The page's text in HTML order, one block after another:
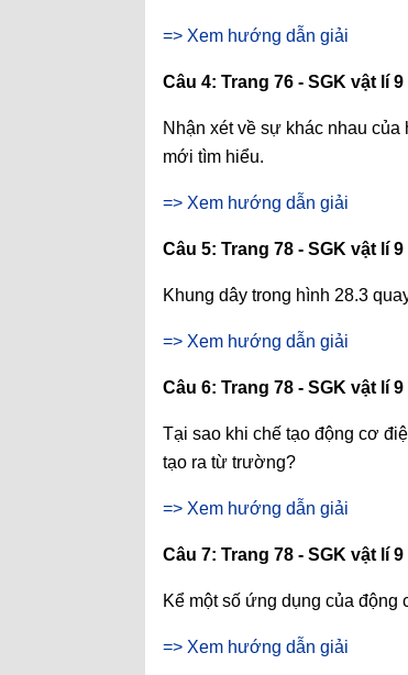
=> Xem hướng dẫn giải
Câu 4: Trang 76 - SGK vật lí 9
Nhận xét về sự khác nhau
mới tìm hiểu.
=> Xem hướng dẫn giải
Câu 5: Trang 78 - SGK vật lí 9
Khung dây trong hình 28.3
=> Xem hướng dẫn giải
Câu 6: Trang 78 - SGK vật lí 9
Tại sao khi chế tạo động cơ
tạo ra từ trường?
=> Xem hướng dẫn giải
Câu 7: Trang 78 - SGK vật lí 9
Kể một số ứng dụng của động
=> Xem hướng dẫn giải